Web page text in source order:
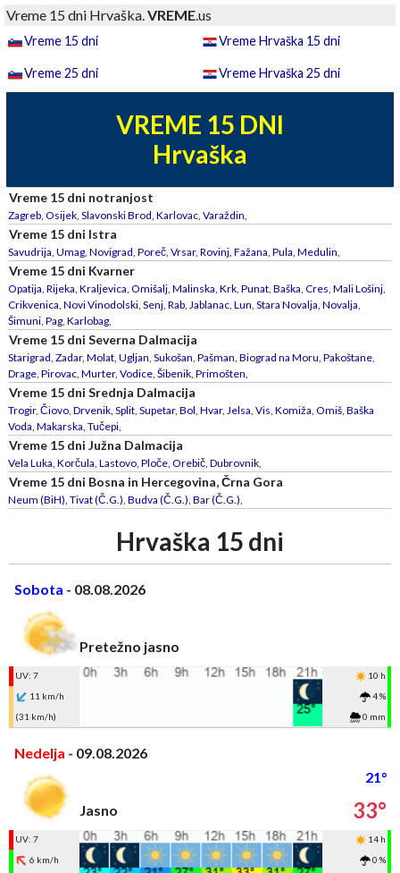
Vreme 15 dni Hrvaška.VREME.us
Vreme 15 dni Vreme Hrvaška 15 dni
Vreme 25 dni Vreme Hrvaška 25 dni
VREME 15 DNI
Hrvaška
Vreme 15 dni notranjost
Zagreb, Osijek, Slavonski Brod, Karlovac, Varaždin,
Vreme 15 dni Istra
Savudrija, Umag, Novigrad, Poreč, Vrsar, Rovinj, Fažana, Pula, Medulin,
Vreme 15 dni Kvarner
Opatija, Rijeka, Kraljevica, Omišalj, Malinska, Krk, Punat, Baška, Cres, Mali Lošinj,
Crikvenica, Novi Vinodolski, Senj, Rab, Jablanac, Lun, Stara Novalja, Novalja,
Šimuni, Pag, Karlobag,
Vreme 15 dni Severna Dalmacija
Starigrad, Zadar, Molat, Ugljan, Sukošan, Pašman, Biograd na Moru, Pakoštane,
Drage, Pirovac, Murter, Vodice, Šibenik, Primošten,
Vreme 15 dni Srednja Dalmacija
Trogir, Čiovo, Drvenik, Split, Supetar, Bol, Hvar, Jelsa, Vis, Komiža, Omiš, Baška
Voda, Makarska, Tučepi,
Vreme 15 dni Južna Dalmacija
Vela Luka, Korčula, Lastovo, Ploče, Orebič, Dubrovnik,
Vreme 15 dni Bosna in Hercegovina, Črna Gora
Neum (BiH), Tivat (Č.G.), Budva (Č.G.), Bar (Č.G.),
Hrvaška 15 dni
Sobota - 08.08.2026
Pretežno jasno
UV: 7
10 h
11 km/h
4 %
(31 km/h)
0 mm
Nedelja - 09.08.2026
21°
Jasno
33°
UV: 7
14 h
6 km/h
0 %